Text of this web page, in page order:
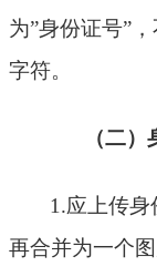
为”身份证号”
字符。
（二）
1.应上传
再合并为一个